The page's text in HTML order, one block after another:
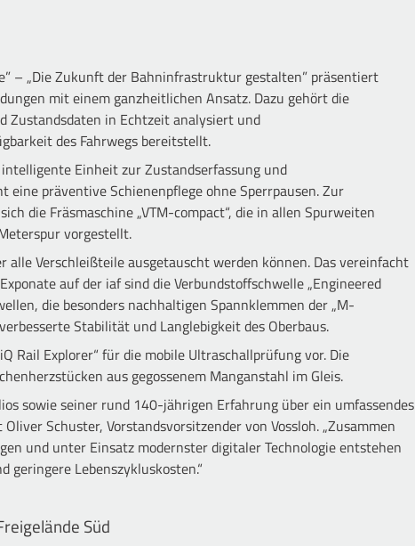
– „Die Zukunft der Bahninfrastruktur gestalten” präsentiert
mit einem ganzheitlichen Ansatz. Dazu gehört die
Zustandsdaten in Echtzeit analysiert und
des Fahrwegs bereitstellt.
Einheit zur Zustandserfassung und
präventive Schienenpflege ohne Sperrpausen. Zur
die Fräsmaschine „VTM-compact“, die in allen Spurweiten
vorgestellt.
Verschleißteile ausgetauscht werden können. Das vereinfacht
auf der iaf sind die Verbundstoffschwelle „Engineered
die besonders nachhaltigen Spannklemmen der „M-
Stabilität und Langlebigkeit des Oberbaus.
Rail Explorer“ für die mobile Ultraschallprüfung vor. Die
aus gegossenem Manganstahl im Gleis.
sowie seiner rund 140-jährigen Erfahrung über ein umfassendes
Schuster, Vorstandsvorsitzender von Vossloh. „Zusammen
und unter Einsatz modernster digitaler Technologie entstehen
geringere Lebenszykluskosten.“
Süd